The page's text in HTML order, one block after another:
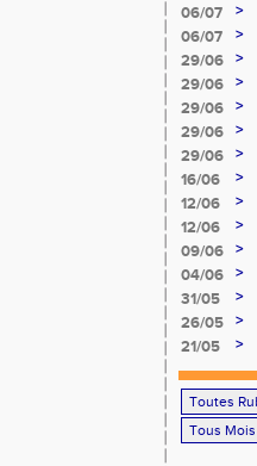
06/07
>
06/07
>
29/06
>
29/06 >
29/06 >
29/06
>
29/06
>
16/06
>
12/06
>
12/06 >
09/06
>
04/06
>
31/05 >
26/05
>
21/05 >